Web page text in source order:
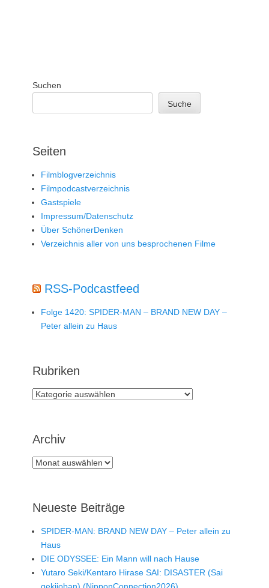
Suchen
Suche
Seiten
Filmblogverzeichnis
Filmpodcastverzeichnis
Gastspiele
Impressum/Datenschutz
Über SchönerDenken
Verzeichnis aller von uns besprochenen Filme
RSS-Podcastfeed
Folge 1420: SPIDER-MAN – BRAND NEW DAY –
Peter allein zu Haus
Rubriken
Rubriken
Archiv
Archiv
Neueste Beiträge
SPIDER-MAN: BRAND NEW DAY – Peter allein zu
Haus
DIE ODYSSEE: Ein Mann will nach Hause
Yutaro Seki/Kentaro Hirase SAI: DISASTER (Sai